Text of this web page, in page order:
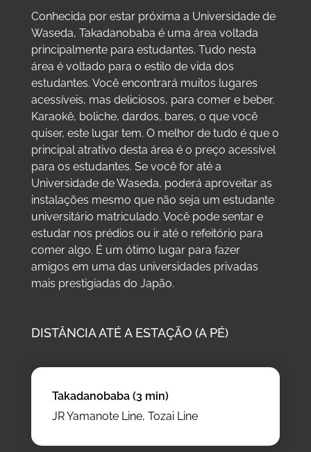
Conhecida por estar próxima a Universidade de
Waseda, Takadanobaba é uma área voltada
principalmente para estudantes. Tudo nesta
área é voltado para o estilo de vida dos
estudantes. Você encontrará muitos lugares
acessíveis, mas deliciosos, para comer e beber.
Karaokê, boliche, dardos, bares, o que você
quiser, este lugar tem. O melhor de tudo é que o
principal atrativo desta área é o preço acessível
para os estudantes. Se você for até a
Universidade de Waseda, poderá aproveitar as
instalações mesmo que não seja um estudante
universitário matriculado. Você pode sentar e
estudar nos prédios ou ir até o refeitório para
comer algo. É um ótimo lugar para fazer
amigos em uma das universidades privadas
mais prestigiadas do Japão.
DISTÂNCIA ATÉ A ESTAÇÃO (A PÉ)
Takadanobaba (3 min)
JR Yamanote Line, Tozai Line